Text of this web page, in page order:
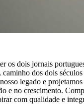
os dois jornais
dos dois séculos
legado e
e no crescimento.
com qualidade e